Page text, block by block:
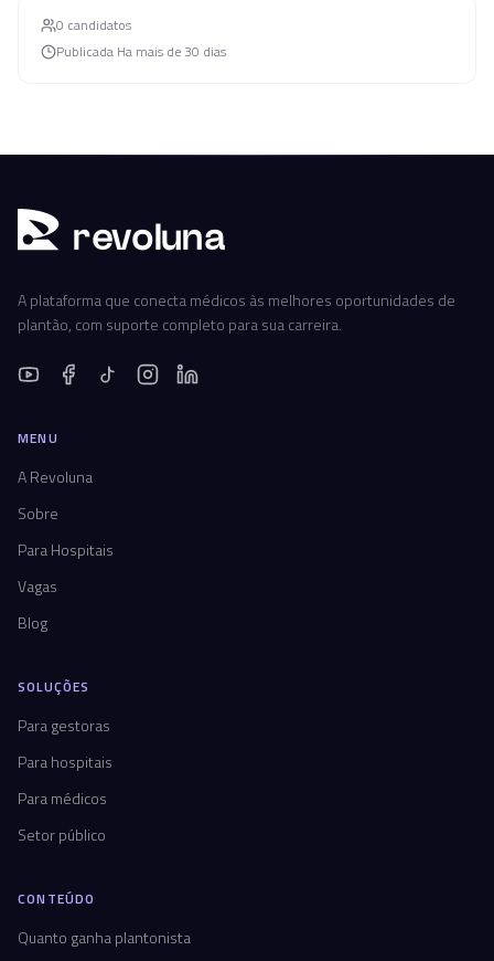
0 candidatos
Publicada Ha mais de 30 dias
revoluna
A plataforma que conecta médicos às melhores oportunidades de
plantão, com suporte completo para sua carreira.
MENU
A Revoluna
Sobre
Para Hospitais
Vagas
Blog
SOLUÇÕES
Para gestoras
Para hospitais
Para médicos
Setor público
CONTEÚDO
Quanto ganha plantonista